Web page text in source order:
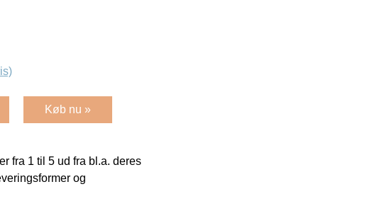
Køb nu »
fra 1 til 5 ud fra bl.a. deres
og